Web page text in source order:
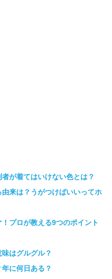
が着てはいけない色とは？
来は？うがつけばいいってホ
プロが教える9つのポイント
はグルグル？
に何日ある？